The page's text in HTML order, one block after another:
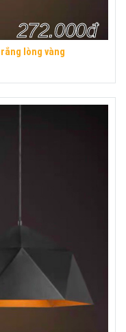
lòng vàng
272.000đ